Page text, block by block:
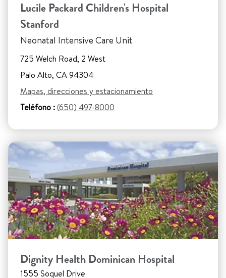
Lucile Packard Children's Hospital
Stanford
Neonatal Intensive Care Unit
725 Welch Road, 2 West
Palo Alto, CA 94304
Mapas, direcciones y estacionamiento
Teléfono :(650) 497-8000
Dignity Health Dominican Hospital
1555 Soquel Drive